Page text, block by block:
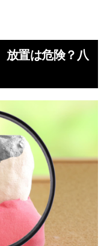
放置は危険？八